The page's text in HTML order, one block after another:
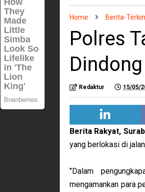
Home Berita-
Polres
Dindong
Redaktur 15/05/
Berita Rakyat,
yang berlokasi di
"Dalam
mengamankan para